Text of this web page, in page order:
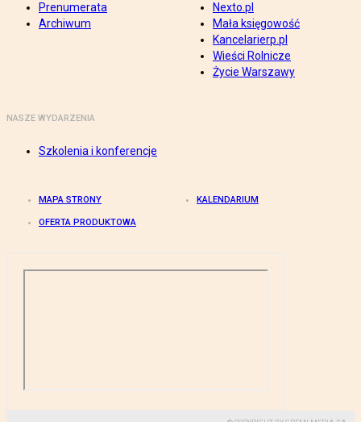
Prenumerata
Archiwum
Nexto.pl
Mała księgowość
Kancelarierp.pl
Wieści Rolnicze
Życie Warszawy
NASZE WYDARZENIA
Szkolenia i konferencje
MAPA STRONY KALENDARIUM
OFERTA PRODUKTOWA